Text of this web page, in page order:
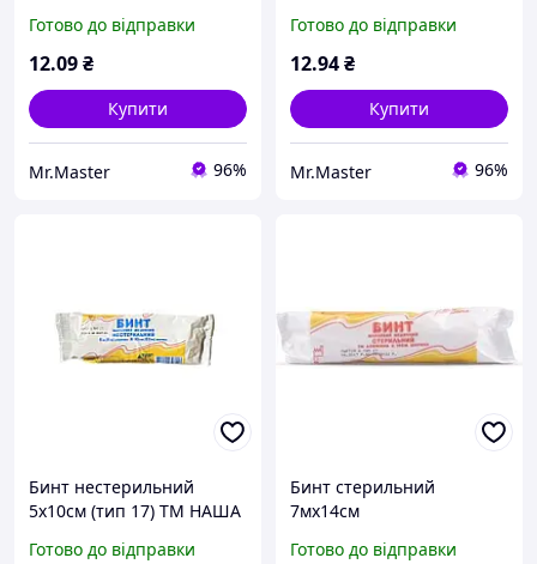
Готово до відправки
12.09₴
Купити
Mr.Master 96%
Готово до відправки
12.94₴
Купити
Mr.Master 96%
Бинт нестерильний
5х10см (тип 17) ТМ НАША
Готово до відправки
Бинт стерильний
7мх14см
Готово до відправки